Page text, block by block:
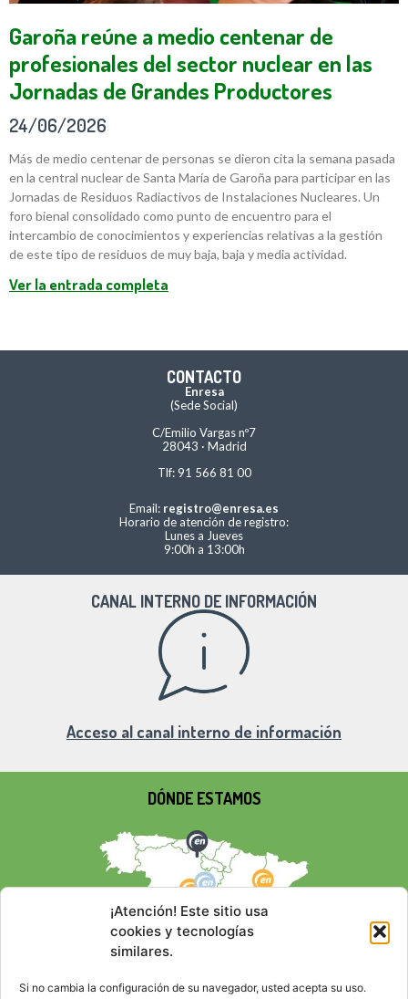
¡Atención! Este sitio usa
cookies y tecnologías
similares.
Si no cambia la configuración de su navegador, usted acepta su uso.
Garoña reúne a medio centenar de
profesionales del sector nuclear en las
Jornadas de Grandes Productores
24/06/2026
Más de medio centenar de personas se dieron cita la semana pasada
en la central nuclear de Santa María de Garoña para participar en las
Jornadas de Residuos Radiactivos de Instalaciones Nucleares. Un
foro bienal consolidado como punto de encuentro para el
intercambio de conocimientos y experiencias relativas a la gestión
de este tipo de residuos de muy baja, baja y media actividad.
Ver la entrada completa
CONTACTO
Enresa
(Sede Social)
C/Emilio Vargas nº7
28043 · Madrid
Tlf: 91 566 81 00
Email: registro@enresa.es
Horario de atención de registro:
Lunes a Jueves
9:00h a 13:00h
CANAL INTERNO DE INFORMACIÓN
Acceso al canal interno de información
DÓNDE ESTAMOS